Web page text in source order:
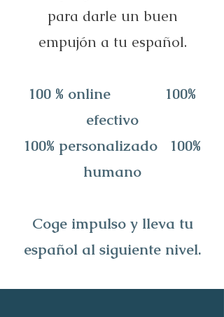
para darle un buen
empujón a tu español.
100 % online 100%
efectivo
100% personalizado 100%
humano
Coge impulso y lleva tu
español al siguiente nivel.